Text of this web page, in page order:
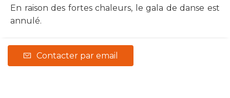
En raison des fortes chaleurs, le gala de danse est
annulé.
Contacter par email